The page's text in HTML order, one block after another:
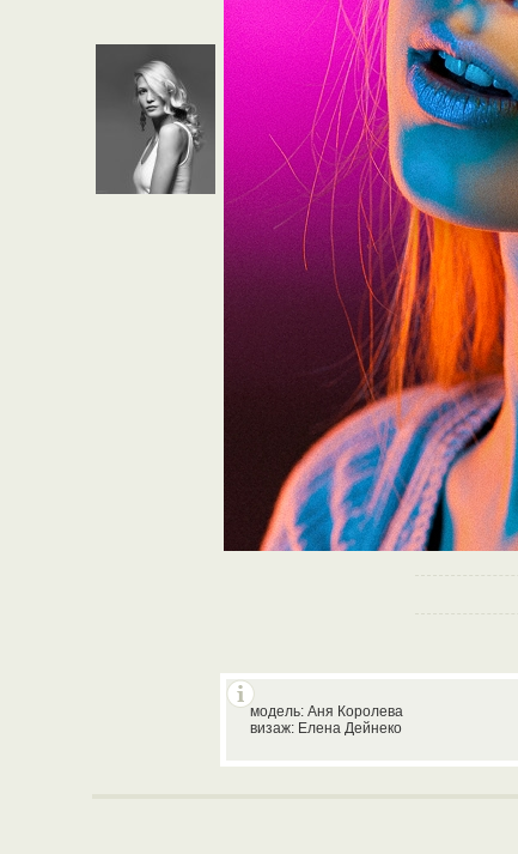
модель: Аня Королева
визаж: Елена Дейнеко